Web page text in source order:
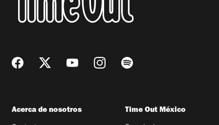
Acerca de nosotros Time Out México